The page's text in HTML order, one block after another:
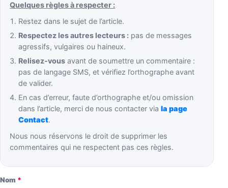
Quelques règles à respecter :
Restez dans le sujet de l’article.
Respectez les autres lecteurs : pas de messages
agressifs, vulgaires ou haineux.
Relisez-vous avant de soumettre un commentaire :
pas de langage SMS, et vérifiez l’orthographe avant
de valider.
En cas d’erreur, faute d’orthographe et/ou omission
dans l’article, merci de nous contacter viala page
Contact.
Nous nous réservons le droit de supprimer les
commentaires qui ne respectent pas ces règles.
Nom *